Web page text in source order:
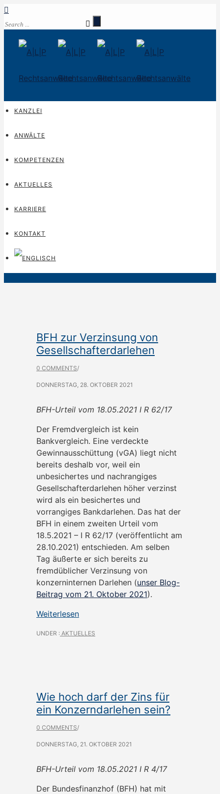
KANZLEI
ANWÄLTE
KOMPETENZEN
AKTUELLES
KARRIERE
KONTAKT
BFH zur Verzinsung von
Gesellschafterdarlehen
0 COMMENTS/
DONNERSTAG, 28. OKTOBER 2021
BFH-Urteil vom 18.05.2021 I R 62/17
Der Fremdvergleich ist kein
Bankvergleich. Eine verdeckte
Gewinnausschüttung (vGA) liegt nicht
bereits deshalb vor, weil ein
unbesichertes und nachrangiges
Gesellschafterdarlehen höher verzinst
wird als ein besichertes und
vorrangiges Bankdarlehen. Das hat der
BFH in einem zweiten Urteil vom
18.5.2021 – I R 62/17 (veröffentlicht am
28.10.2021) entschieden. Am selben
Tag äußerte er sich bereits zu
fremdüblicher Verzinsung von
konzerninternen Darlehen (unser Blog-
Beitrag vom 21. Oktober 2021).
Weiterlesen
UNDER : AKTUELLES
Wie hoch darf der Zins für
ein Konzerndarlehen sein?
0 COMMENTS/
DONNERSTAG, 21. OKTOBER 2021
BFH-Urteil vom 18.05.2021 I R 4/17
Der Bundesfinanzhof (BFH) hat mit